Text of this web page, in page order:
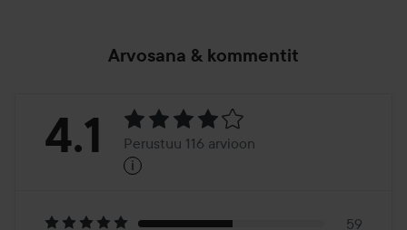
Arvosana & kommentit
Arvosana:
Perustuu
4.1 Perustuu 116 arvioon
i
59